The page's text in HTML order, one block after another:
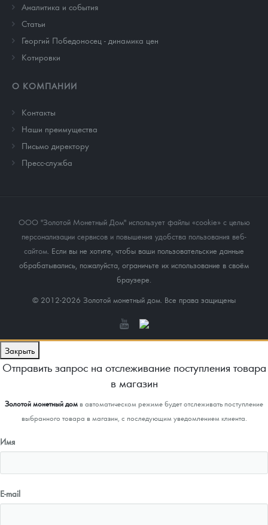
Аналитика и события
Cтатьи
Георгий Победоносец - динамика цен
Котировки
О КОМПАНИИ
Контакты
Наши преимущества
Письмо директору
Пресс-служба
ООО "Золотой Монетный Дом" использует файлы «cookie» с целью
персонализации сервисов и повышения удобства пользования веб-
сайтом. Если вы не хотите, чтобы ваши пользовательские данные
обрабатывались, пожалуйста, ограничьте их использование в своём
браузере.
© 2012-2026 Золотой монетный дом. Все права защищены
Закрыть
Отправить запрос на отслеживание поступления товара
в магазин
Золотой монетный домв автоматическом режиме будет отслеживать поступление
выбранного товара в магазин, с последующим уведомлением клиента.
Имя
E-mail